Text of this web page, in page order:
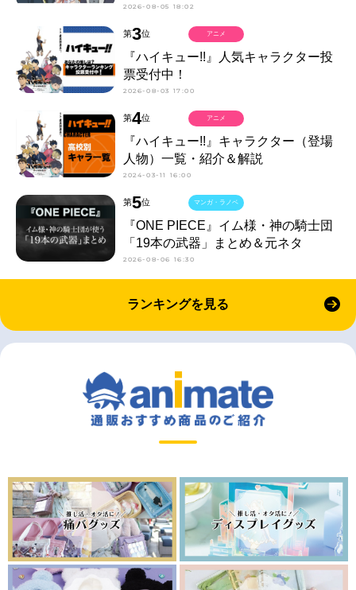
2026-08-05 18:02
第3位
『ハイキュー!!』人気キャラクター投
票受付中！
2026-08-03 17:00
アニメ
第4位
『ハイキュー!!』キャラクター（登場
人物）一覧・紹介＆解説
2024-03-11 16:00
アニメ
第5位
『ONE PIECE』イム様・神の騎士団
「19本の武器」まとめ＆元ネタ
2026-08-06 16:30
マンガ・ラノベ
ランキングを見る